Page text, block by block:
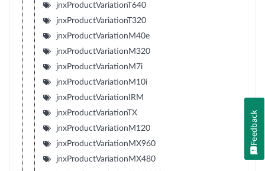
jnxProductVariationT640
jnxProductVariationT320
jnxProductVariationM40e
jnxProductVariationM320
jnxProductVariationM7i
jnxProductVariationM10i
jnxProductVariationIRM
jnxProductVariationTX
jnxProductVariationM120
jnxProductVariationMX960
jnxProductVariationMX480
Feedback